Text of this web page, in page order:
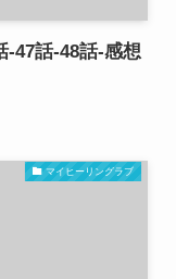
-47話-48話-感想
マイヒーリングラブ